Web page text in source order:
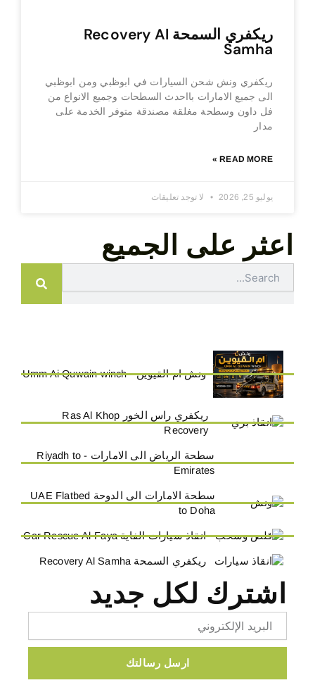
ريكفري السمحة Recovery Al
Samha
ريكفري ونش شحن السيارات في ابوظبي ومن ابوظبي
الى جميع الامارات بااحدث السطحات وجميع الانواع من
فل داون وسطحة مغلقة مصندقة متوفر الخدمة على
مدار
READ MORE »
يوليو 25, 2026 لا توجد تعليقات
اعثر على الجميع
ونش ام القيوين - Umm Ai Quwain winch
ريكفري راس الخور Ras Al Khop
Recovery
سطحة الرياض الى الامارات - Riyadh to
Emirates
سطحة الامارات الى الدوحة UAE Flatbed
to Doha
انقاذ سيارات الفاية Car Rescue Al-Faya
ريكفري السمحة Recovery Al Samha
اشترك لكل جديد
ارسل رسالتك